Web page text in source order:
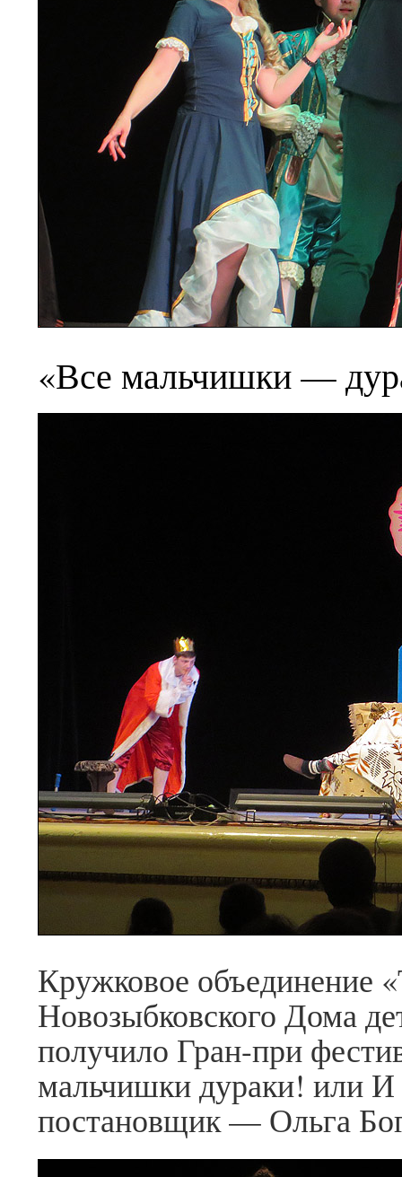
«Все мальчишки —
Кружковое объединение
Новозыбковского Дома
получило Гран-при
мальчишки дураки! или
постановщик — Ольга